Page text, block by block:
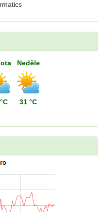
Neděle
31 °C